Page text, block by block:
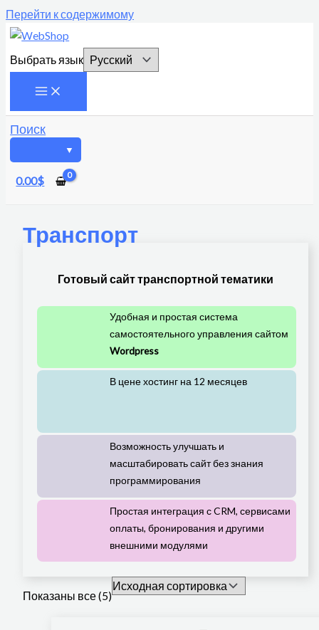
Перейти к содержимому
Выбрать язык
Поиск
0.00$
Транспорт
Готовый сайт транспортной тематики
Удобная и простая система
самостоятельного управления сайтом
Wordpress
В цене хостинг на 12 месяцев
Возможность улучшать и
масштабировать сайт без знания
программирования
Простая интеграция с CRM, сервисами
оплаты, бронирования и другими
внешними модулями
Показаны все (5)